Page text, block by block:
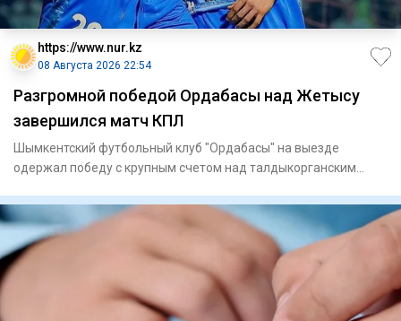
https://www.nur.kz
08 Августа 2026 22:54
Разгромной победой Ордабасы над Жетысу
завершился матч КПЛ
Шымкентский футбольный клуб "Ордабасы" на выезде
одержал победу с крупным счетом над талдыкорганским